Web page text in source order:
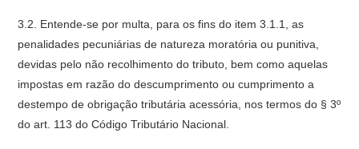
3.2. Entende-se por multa, para os fins do item 3.1.1, as
penalidades pecuniárias de natureza moratória ou punitiva,
devidas pelo não recolhimento do tributo, bem como aquelas
impostas em razão do descumprimento ou cumprimento a
destempo de obrigação tributária acessória, nos termos do § 3º
do art. 113 do Código Tributário Nacional.